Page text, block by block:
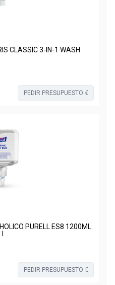
CLASSIC 3-IN-1 WASH
PEDIR PRESUPUESTO €
PURELL ES8 1200ML.
PEDIR PRESUPUESTO €